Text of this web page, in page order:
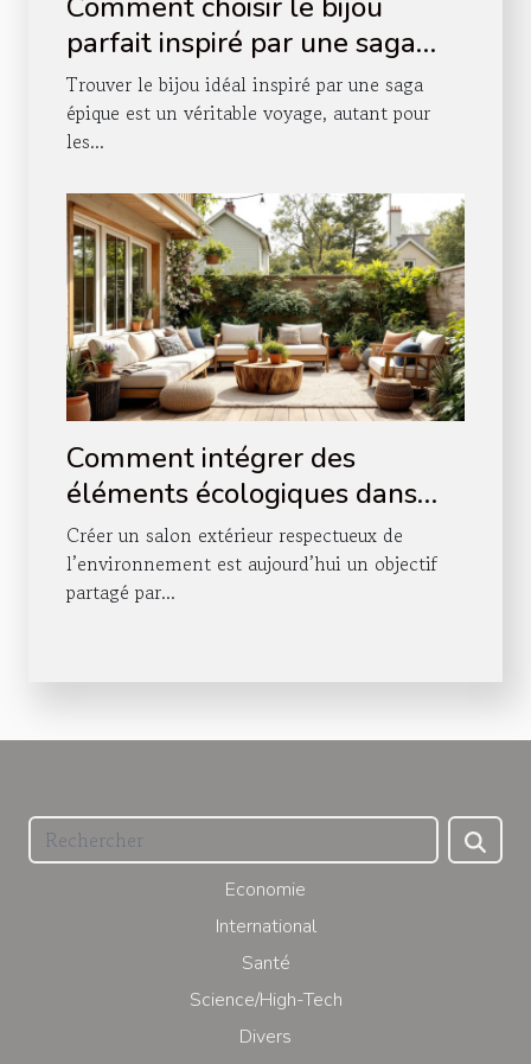
parfait inspiré par une saga
épique ?
Trouver le bijou idéal inspiré par une saga
épique est un véritable voyage, autant pour
les...
Comment intégrer des
éléments écologiques dans
votre salon extérieur ?
Créer un salon extérieur respectueux de
l’environnement est aujourd’hui un objectif
partagé par...
Economie
International
Santé
Science/High-Tech
Divers